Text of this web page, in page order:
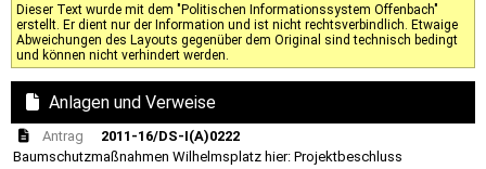
Dieser Text wurde mit dem "Politischen Informationssystem Offenbach"
erstellt. Er dient nur der Information und ist nicht rechtsverbindlich. Etwaige
Abweichungen des Layouts gegenüber dem Original sind technisch bedingt
und können nicht verhindert werden.
Anlagen und Verweise
Antrag
2011-16/DS-I(A)0222
Baumschutzmaßnahmen Wilhelmsplatz hier: Projektbeschluss